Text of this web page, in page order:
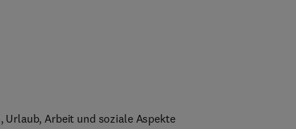
Urlaub, Arbeit und soziale Aspekte